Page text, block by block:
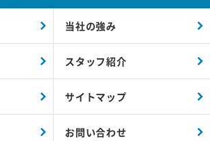
当社の強み
スタッフ紹介
サイトマップ
お問い合わせ